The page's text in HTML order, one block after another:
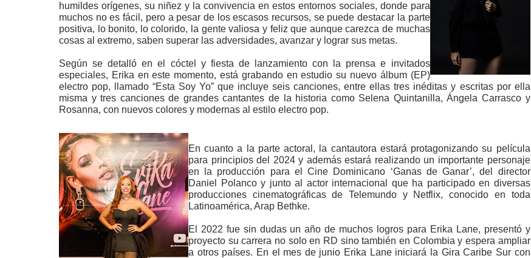
humildes orígenes, su niñez y la convivencia en estos entornos sociales, donde para
muchos no es fácil, pero a pesar de los escasos recursos, se puede destacar la parte
positiva, lo bonito, lo colorido, la gente valiosa y feliz que aunque carezca de muchas
cosas al extremo, saben superar las adversidades, avanzar y lograr sus metas.
Según se detalló en el cóctel y fiesta de lanzamiento con la prensa e invitados
especiales, Erika en este momento, está grabando en estudio su nuevo álbum (EP)
electro pop, llamado “Esta Soy Yo” que incluye seis canciones, entre ellas tres inéditas y escritas por ella
misma y tres canciones de grandes cantantes de la historia como Selena Quintanilla, Ángela Carrasco y
Rosanna, con nuevos colores y modernas al estilo electro pop.
En cuanto a la parte actoral, la cantautora estará protagonizando su película
para principios del 2024 y además estará realizando un importante personaje
en la producción para el Cine Dominicano ‘Ganas de Ganar’, del director
Daniel Polanco y junto al actor internacional que ha participado en diversas
producciones cinematográficas de Telemundo y Netflix, conocido en toda
Latinoamérica, Arap Bethke.
El 2022 fue sin dudas un año de muchos logros para Erika Lane, presentó y
proyecto su carrera no solo en RD sino también en Colombia y espera ampliar
a otros países. En el mes de junio Erika Lane iniciará la Gira Caribe Sur con